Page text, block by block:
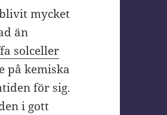
mycket
än
solceller
på kemiska
för sig.
i gott